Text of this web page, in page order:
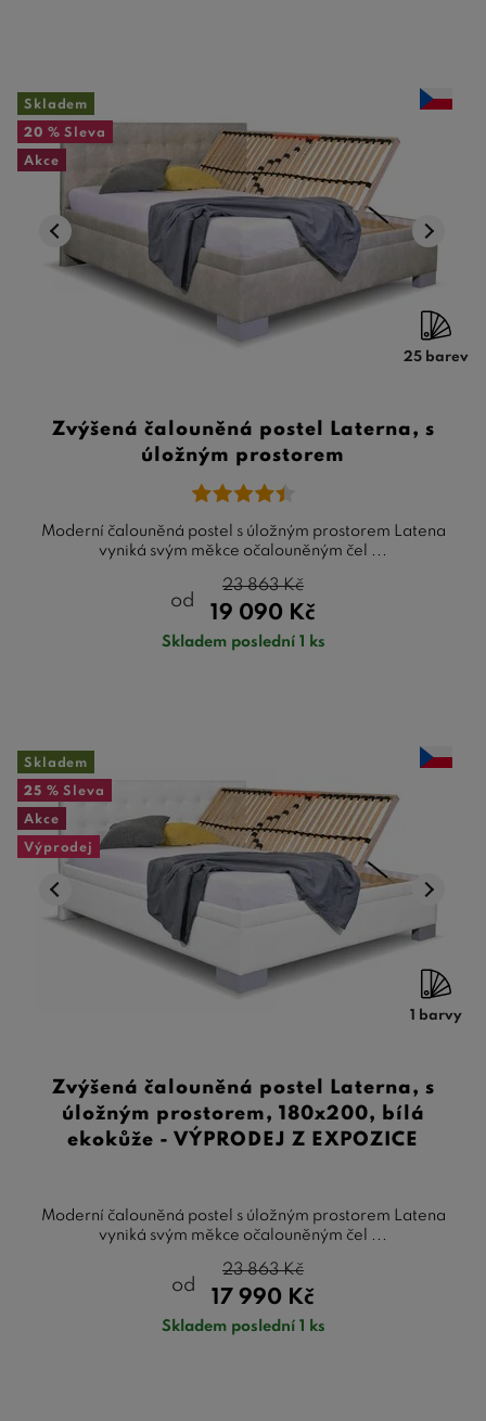
Skladem
20 % Sleva
Akce
25 barev
Zvýšená čalouněná postel Laterna, s
úložným prostorem
Moderní čalouněná postel s úložným prostorem Latena
vyniká svým měkce očalouněným čel ...
od
19 090 Kč
23 863Kč
Skladem poslední 1 ks
Skladem
25 % Sleva
Akce
Výprodej
1 barvy
Zvýšená čalouněná postel Laterna, s
úložným prostorem, 180x200, bílá
ekokůže - VÝPRODEJ Z EXPOZICE
Moderní čalouněná postel s úložným prostorem Latena
vyniká svým měkce očalouněným čel ...
od
17 990 Kč
23 863Kč
Skladem poslední 1 ks